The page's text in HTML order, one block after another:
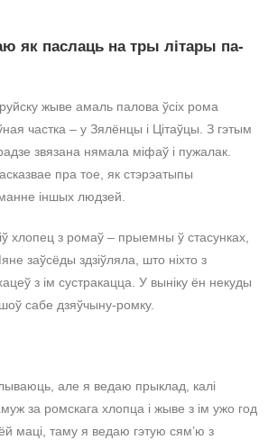
як паслаць на тры літары па-
жыве амаль палова ўсіх рома
частка – у Зялёнцы і Цітаўцы. З гэтым
звязана нямала міфаў і пужалак.
пра тое, як стэрэатыпы
іншых людзей.
хлопец з ромаў – прыемны ў стасунках,
заўсёды здзіўляла, што ніхто з
з ім сустракацца. У выніку ён некуды
сабе дзяўчыну-ромку.
але я ведаю прыклад, калі
за ромскага хлопца і жыве з ім ужо год
маці, таму я ведаю гэтую сям’ю з